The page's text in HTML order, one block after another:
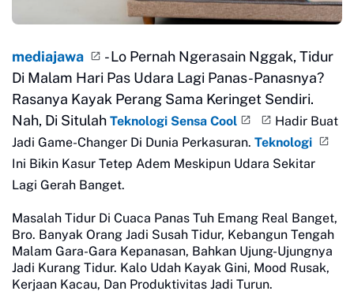
mediajawa
- Lo Pernah Ngerasain Nggak, Tidur
Di Malam Hari Pas Udara Lagi Panas-Panasnya?
Rasanya Kayak Perang Sama Keringet Sendiri.
Nah, Di Situlah Teknologi Sensa Cool
Hadir Buat
Jadi Game-Changer Di Dunia Perkasuran. Teknologi
Ini Bikin Kasur Tetep Adem Meskipun Udara Sekitar
Lagi Gerah Banget.
Masalah Tidur Di Cuaca Panas Tuh Emang Real Banget,
Bro. Banyak Orang Jadi Susah Tidur, Kebangun Tengah
Malam Gara-Gara Kepanasan, Bahkan Ujung-Ujungnya
Jadi Kurang Tidur. Kalo Udah Kayak Gini, Mood Rusak,
Kerjaan Kacau, Dan Produktivitas Jadi Turun.